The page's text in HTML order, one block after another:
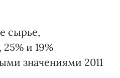
сырье,
и 19%
значениями 2011